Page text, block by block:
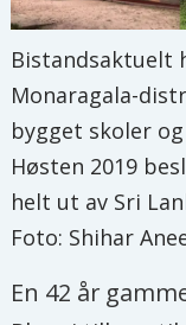
Bistandsaktuelt
Monaragala-
bygget skoler
Høsten 2019
helt ut av Sri
Foto: Shihar
En 42 år